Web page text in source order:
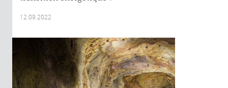
12.09.2022